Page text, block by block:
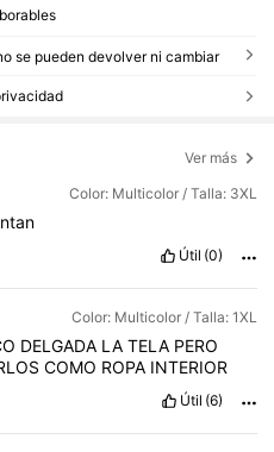
se pueden devolver ni cambiar
Ver más
Color: Multicolor / Talla: 3XL
Útil (0)
Color: Multicolor / Talla: 1XL
DELGADA LA TELA PERO
COMO ROPA INTERIOR
Útil (6)